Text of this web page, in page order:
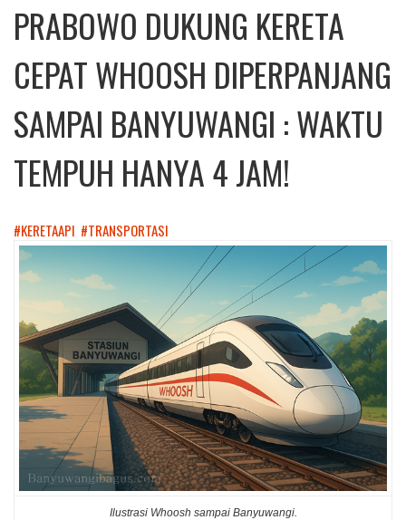
PRABOWO DUKUNG KERETA
CEPAT WHOOSH DIPERPANJANG
SAMPAI BANYUWANGI : WAKTU
TEMPUH HANYA 4 JAM!
#KERETAAPI #TRANSPORTASI
Ilustrasi Whoosh sampai Banyuwangi.